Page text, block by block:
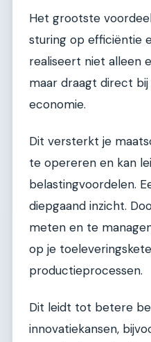
Het grootste
sturing op efficiëntie
realiseert niet alleen
maar draagt direct
economie.
Dit versterkt je
te opereren en kan
belastingvoordelen.
diepgaand inzicht.
meten en te
op je
productieprocessen.
Dit leidt tot betere
innovatiekansen,